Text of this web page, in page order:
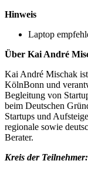
Hinweis
Laptop
Über Kai André
Kai André Mischak
KölnBonn und
Begleitung von
beim Deutschen
Startups und
regionale sowie
Berater.
Kreis der